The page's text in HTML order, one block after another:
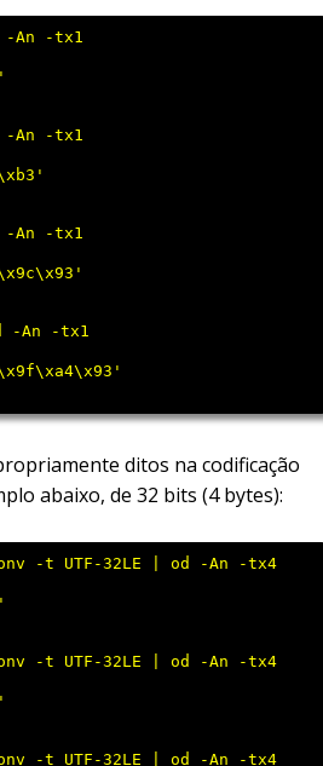
ditos na codificação
abaixo, de 32 bits (4 bytes):